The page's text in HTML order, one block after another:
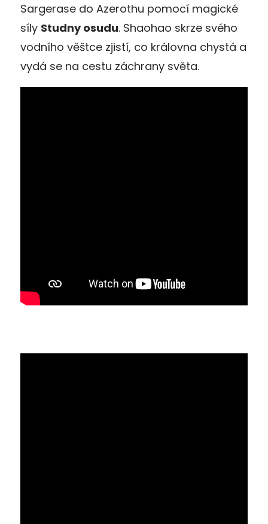
Sargerase do Azerothu pomocí magické
síly Studny osudu. Shaohao skrze svého
vodního věštce zjistí, co královna chystá a
vydá se na cestu záchrany světa.